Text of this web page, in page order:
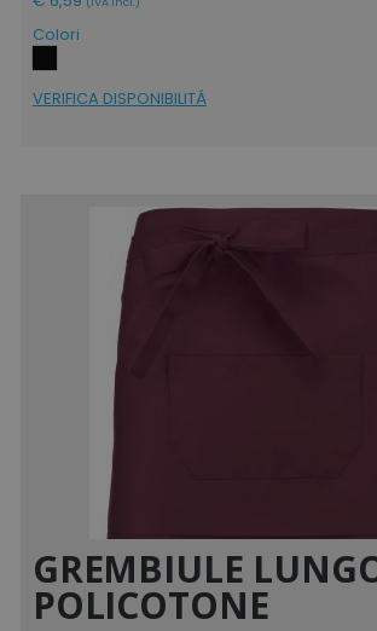
Colori
VERIFICA DISPONIBILITÁ
GREMBIULE
POLICOTONE
mage-messages